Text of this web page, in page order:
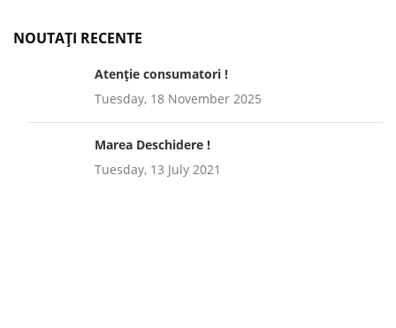
NOUTAȚI RECENTE
Atenție consumatori !
Tuesday, 18 November 2025
Marea Deschidere !
Tuesday, 13 July 2021